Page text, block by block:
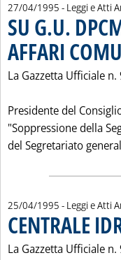
27/04/1995 - Leggi e Atti
SU G.U.
AFFARI
La Gazzetta Ufficiale
Presidente del
"Soppressione della
del Segretariato
25/04/1995 - Leggi e Atti
CENTRALE
La Gazzetta Ufficiale